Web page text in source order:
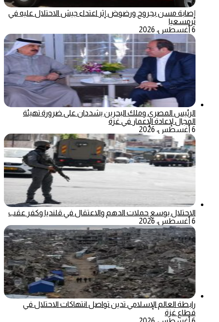
إصابة مسن بجروح ورضوض إثر اعتداء جيش الاحتلال عليه في
ترمسعيا
6 أغسطس، 2026
الرئيس المصري وملك البحرين يشددان على ضرورة تهيئة
المجال لإعادة الإعمار في غزة
6 أغسطس، 2026
الاحتلال يوسع حملات الدهم والاعتقال في قلنديا وكفر عقب
6 أغسطس، 2026
رابطة العالم الإسلامي تدين تواصل انتهاكات الاحتلال في
قطاع غزة